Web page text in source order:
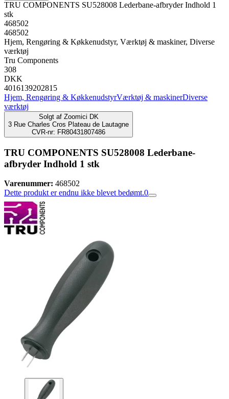
TRU COMPONENTS SU528008 Lederbane-afbryder Indhold 1
stk
468502
468502
Hjem, Rengøring & Køkkenudstyr, Værktøj & maskiner, Diverse
værktøj
Tru Components
308
DKK
4016139202815
Hjem, Rengøring & KøkkenudstyrVærktøj & maskinerDiverse
værktøj
Solgt af Zoomici DK
3 Rue Charles Cros Plateau de Lautagne
CVR-nr: FR80431807486
TRU COMPONENTS SU528008 Lederbane-
afbryder Indhold 1 stk
Varenummer: 468502
Dette produkt er endnu ikke blevet bedømt.0